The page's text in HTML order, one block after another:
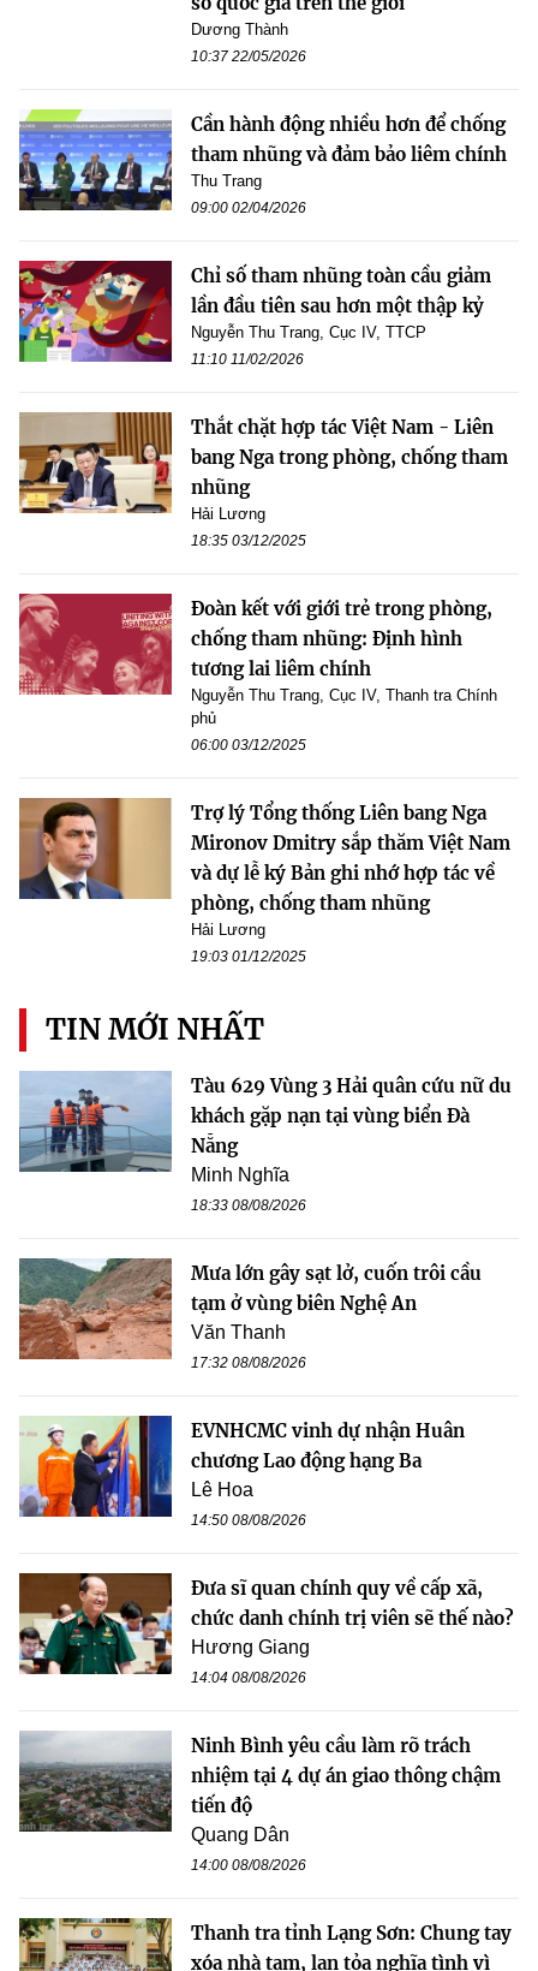
Dương Thành
10:37 22/05/2026
Cần hành động nhiều hơn để chống
tham nhũng và đảm bảo liêm chính
Thu Trang
09:00 02/04/2026
Chỉ số tham nhũng toàn cầu giảm
lần đầu tiên sau hơn một thập kỷ
Nguyễn Thu Trang, Cục IV, TTCP
11:10 11/02/2026
Thắt chặt hợp tác Việt Nam - Liên
bang Nga trong phòng, chống tham
nhũng
Hải Lương
18:35 03/12/2025
Đoàn kết với giới trẻ trong phòng,
chống tham nhũng: Định hình
tương lai liêm chính
Nguyễn Thu Trang, Cục IV, Thanh tra Chính
phủ
06:00 03/12/2025
Trợ lý Tổng thống Liên bang Nga
Mironov Dmitry sắp thăm Việt Nam
và dự lễ ký Bản ghi nhớ hợp tác về
phòng, chống tham nhũng
Hải Lương
19:03 01/12/2025
TIN MỚI NHẤT
Tàu 629 Vùng 3 Hải quân cứu nữ du
khách gặp nạn tại vùng biển Đà
Nẵng
Minh Nghĩa
18:33 08/08/2026
Mưa lớn gây sạt lở, cuốn trôi cầu
tạm ở vùng biên Nghệ An
Văn Thanh
17:32 08/08/2026
EVNHCMC vinh dự nhận Huân
chương Lao động hạng Ba
Lê Hoa
14:50 08/08/2026
Đưa sĩ quan chính quy về cấp xã,
chức danh chính trị viên sẽ thế nào?
Hương Giang
14:04 08/08/2026
Ninh Bình yêu cầu làm rõ trách
nhiệm tại 4 dự án giao thông chậm
tiến độ
Quang Dân
14:00 08/08/2026
Thanh tra tỉnh Lạng Sơn: Chung tay
xóa nhà tạm, lan tỏa nghĩa tình vì